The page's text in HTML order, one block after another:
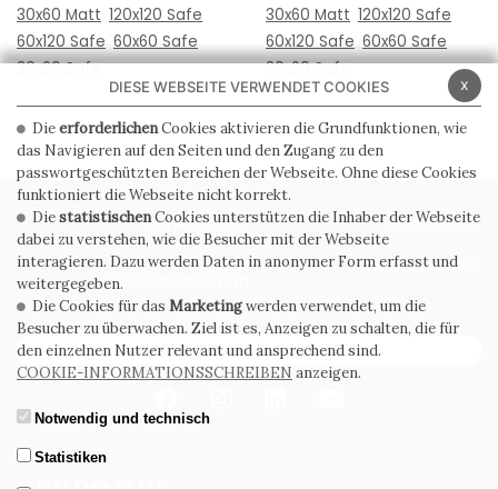
30x60 Matt 120x120 Safe
60x120 Safe 60x60 Safe
30x60 Safe
30x60 Matt 120x120 Safe
60x120 Safe 60x60 Safe
30x60 Safe
PRIVACY POLICY COOKIE POLICY
ALLGEMEINE
VERKAUFSBEDINGUNGEN
WHISTLEBLOWING
ABONNIEREN SIE DEN NEWSLETTER
x
DIESE WEBSEITE VERWENDET COOKIES
DieerforderlichenCookies aktivieren die Grundfunktionen, wie
das Navigieren auf den Seiten und den Zugang zu den
passwortgeschützten Bereichen der Webseite. Ohne diese Cookies
funktioniert die Webseite nicht korrekt.
DiestatistischenCookies unterstützen die Inhaber der Webseite
dabei zu verstehen, wie die Besucher mit der Webseite
interagieren. Dazu werden Daten in anonymer Form erfasst und
weitergegeben.
Die Cookies für das Marketingwerden verwendet, um die
Besucher zu überwachen. Ziel ist es, Anzeigen zu schalten, die für
den einzelnen Nutzer relevant und ansprechend sind.
COOKIE-INFORMATIONSSCHREIBEN anzeigen.
Notwendig und technisch
Statistiken